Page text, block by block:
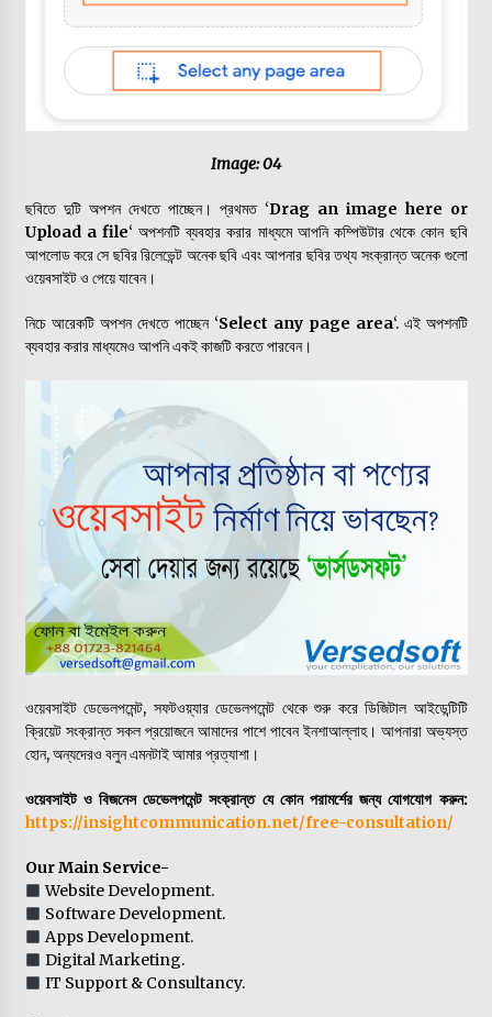
Image: 04
ছবিতে দুটি অপশন দেখতে পাচ্ছেন। প্রথমত ‘Drag an image here or
Upload a file‘ অপশনটি ব্যবহার করার মাধ্যমে আপনি কম্পিউটার থেকে কোন ছবি
আপলোড করে সে ছবির রিলেভেন্ট অনেক ছবি এবং আপনার ছবির তথ্য সংক্রান্ত অনেক গুলো
ওয়েবসাইট ও পেয়ে যাবেন।
নিচে আরেকটি অপশন দেখতে পাচ্ছেন ‘Select any page area‘. এই অপশনটি
ব্যবহার করার মাধ্যমেও আপনি একই কাজটি করতে পারবেন।
ওয়েবসাইট ডেভেলপমেন্ট, সফটওয়্যার ডেভেলপমেন্ট থেকে শুরু করে ডিজিটাল আইডেন্টিটি
ক্রিয়েট সংক্রান্ত সকল প্রয়োজনে আমাদের পাশে পাবেন ইনশাআল্লাহ। আপনারা অভ্যস্ত
হোন, অন্যদেরও বলুন এমনটাই আমার প্রত্যাশা।
ওয়েবসাইট ও বিজনেস ডেভেলপমেন্ট সংক্রান্ত যে কোন পরামর্শের জন্য যোগযোগ করুন:
https://insightcommunication.net/free-consultation/
Our Main Service-
Website Development.
Software Development.
Apps Development.
Digital Marketing.
IT Support & Consultancy.